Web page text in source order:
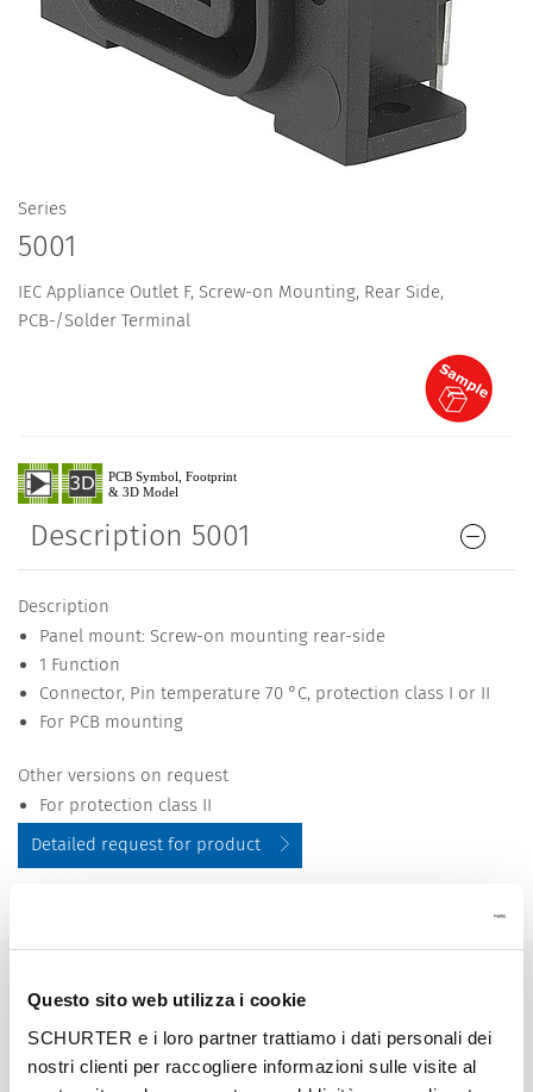
Questo sito web utilizza i cookie
SCHURTER e i loro partner trattiamo i dati personali dei
nostri clienti per raccogliere informazioni sulle visite al
Series
5001
IEC Appliance Outlet F, Screw-on Mounting, Rear Side,
PCB-/Solder Terminal
Description 5001
Description
Panel mount: Screw-on mounting rear-side
1 Function
Connector, Pin temperature 70 °C, protection class I or II
For PCB mounting
Other versions on request
For protection class II
Detailed request for product
Ratings UL/CSA 15 A / 250 VAC; 60 Hz